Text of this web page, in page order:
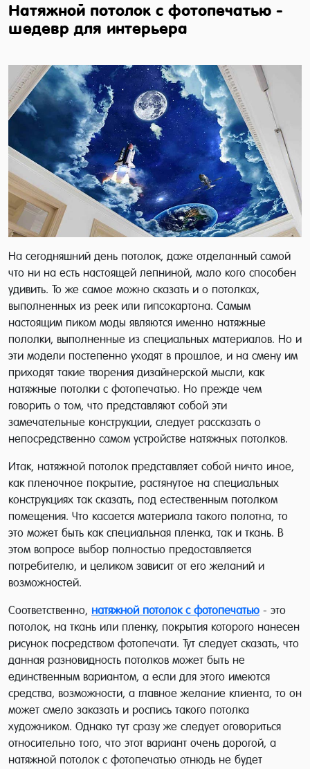
Натяжной потолок с фотопечатью -
шедевр для интерьера
На сегодняшний день потолок, даже отделанный самой
что ни на есть настоящей лепниной, мало кого способен
удивить. То же самое можно сказать и о потолках,
выполненных из реек или гипсокартона. Самым
настоящим пиком моды являются именно натяжные
пололки, выполненные из специальных материалов. Но и
эти модели постепенно уходят в прошлое, и на смену им
приходят такие творения дизайнерской мысли, как
натяжные потолки с фотопечатью. Но прежде чем
говорить о том, что представляют собой эти
замечательные конструкции, следует рассказать о
непосредственно самом устройстве натяжных потолков.
Итак, натяжной потолок представляет собой ничто иное,
как пленочное покрытие, растянутое на специальных
конструкциях так сказать, под естественным потолком
помещения. Что касается материала такого полотна, то
это может быть как специальная пленка, так и ткань. В
этом вопросе выбор полностью предоставляется
потребителю, и целиком зависит от его желаний и
возможностей.
Соответственно, натяжной потолок с фотопечатью - это
потолок, на ткань или пленку, покрытия которого нанесен
рисунок посредством фотопечати. Тут следует сказать, что
данная разновидность потолков может быть не
единственным вариантом, а если для этого имеются
средства, возможности, а главное желание клиента, то он
может смело заказать и роспись такого потолка
художником. Однако тут сразу же следует оговориться
относительно того, что этот вариант очень дорогой, а
натяжной потолок с фотопечатью отнюдь не будет